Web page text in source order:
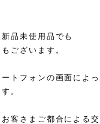
品未使用品でも
ございます。
トフォンの画面によっ
。
客さまご都合による交